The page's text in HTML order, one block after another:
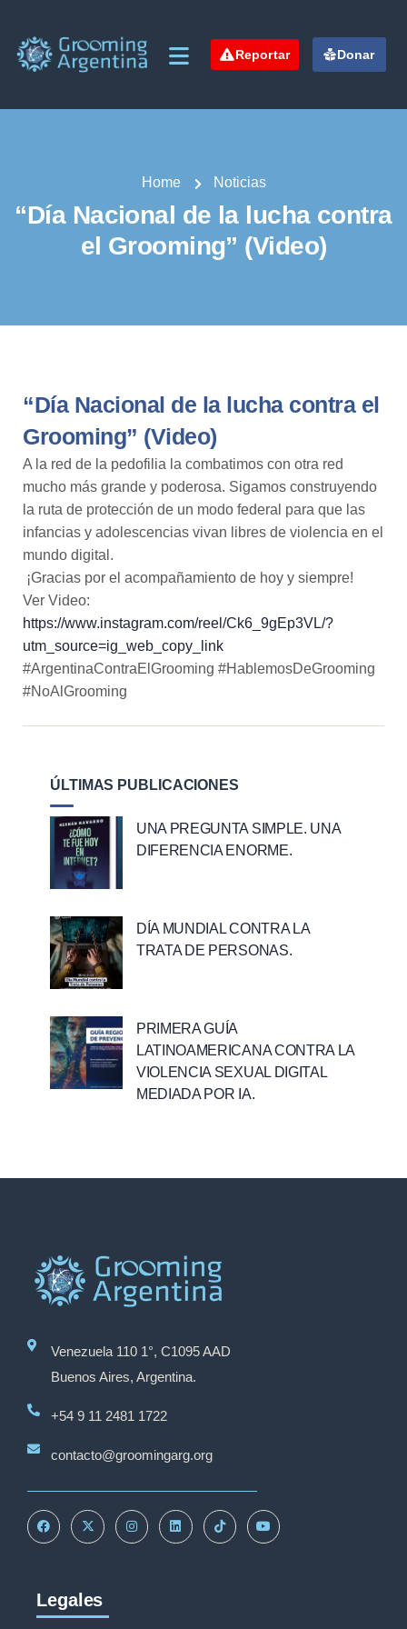
Reportar Donar
Home Noticias
“Día Nacional de la lucha contra
el Grooming” (Video)
“Día Nacional de la lucha contra el
Grooming” (Video)
A la red de la pedofilia la combatimos con otra red
mucho más grande y poderosa. Sigamos construyendo
la ruta de protección de un modo federal para que las
infancias y adolescencias vivan libres de violencia en el
mundo digital.
¡Gracias por el acompañamiento de hoy y siempre!
Ver Video:
https://www.instagram.com/reel/Ck6_9gEp3VL/?
utm_source=ig_web_copy_link
#ArgentinaContraElGrooming #HablemosDeGrooming
#NoAlGrooming
ÚLTIMAS PUBLICACIONES
UNA PREGUNTA SIMPLE. UNA
DIFERENCIA ENORME.
DÍA MUNDIAL CONTRA LA
TRATA DE PERSONAS.
PRIMERA GUÍA
LATINOAMERICANA CONTRA LA
VIOLENCIA SEXUAL DIGITAL
MEDIADA POR IA.
Venezuela 110 1°, C1095 AAD
Buenos Aires, Argentina.
+54 9 11 2481 1722
contacto@groomingarg.org
Legales